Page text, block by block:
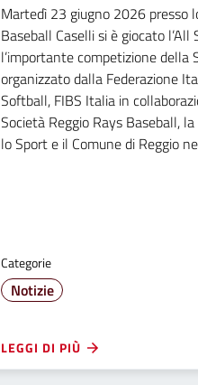
Martedì 23 giugno 2026 presso
Baseball Caselli si è giocato l’All
l’importante competizione della
organizzato dalla Federazione
Softball, FIBS Italia in
Società Reggio Rays Baseball,
lo Sport e il Comune di Reggio
Categorie
Notizie
LEGGI DI PIÙ